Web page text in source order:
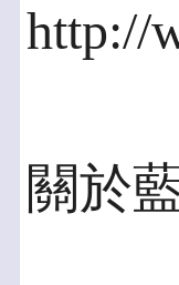
http://
關於